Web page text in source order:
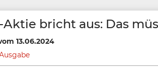
bricht aus: Das
13.06.2024